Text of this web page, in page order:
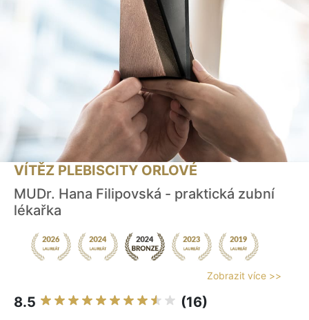
VÍTĚZ PLEBISCITY ORLOVÉ
MUDr. Hana Filipovská - praktická zubní
lékařka
Zobrazit více >>
8.5 (16)